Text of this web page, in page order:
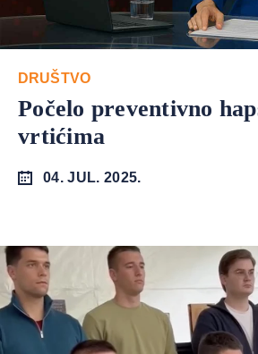
DRUŠTVO
Počelo preventivno
vrtićima
04. JUL. 2025.